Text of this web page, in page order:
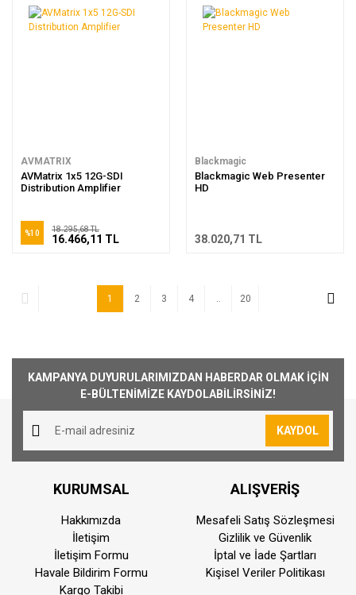
AVMATRIX
AVMatrix 1x5 12G-SDI
Distribution Amplifier
%10 18.295,68 TL
16.466,11 TL
Blackmagic
Blackmagic Web Presenter
HD
38.020,71 TL
1 2 3 4 .. 20
KAMPANYA DUYURULARIMIZDAN HABERDAR OLMAK İÇİN
E-BÜLTENİMİZE KAYDOLABİLİRSİNİZ!
KAYDOL
KURUMSAL
Hakkımızda
İletişim
İletişim Formu
Havale Bildirim Formu
Kargo Takibi
ALIŞVERİŞ
Mesafeli Satış Sözleşmesi
Gizlilik ve Güvenlik
İptal ve İade Şartları
Kişisel Veriler Politikası